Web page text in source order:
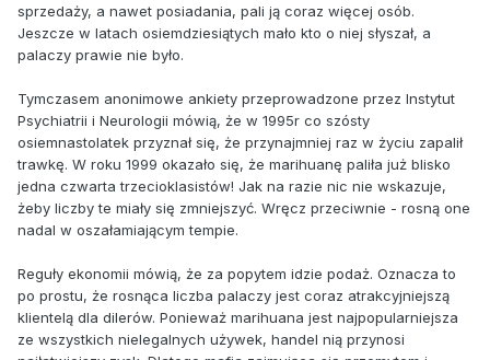
sprzedaży, a nawet posiadania, pali ją coraz więcej osób.
Jeszcze w latach osiemdziesiątych mało kto o niej słyszał, a
palaczy prawie nie było.
Tymczasem anonimowe ankiety przeprowadzone przez Instytut
Psychiatrii i Neurologii mówią, że w 1995r co szósty
osiemnastolatek przyznał się, że przynajmniej raz w życiu zapalił
trawkę. W roku 1999 okazało się, że marihuanę paliła już blisko
jedna czwarta trzecioklasistów! Jak na razie nic nie wskazuje,
żeby liczby te miały się zmniejszyć. Wręcz przeciwnie - rosną one
nadal w oszałamiającym tempie.
Reguły ekonomii mówią, że za popytem idzie podaż. Oznacza to
po prostu, że rosnąca liczba palaczy jest coraz atrakcyjniejszą
klientelą dla dilerów. Ponieważ marihuana jest najpopularniejsza
ze wszystkich nielegalnych używek, handel nią przynosi